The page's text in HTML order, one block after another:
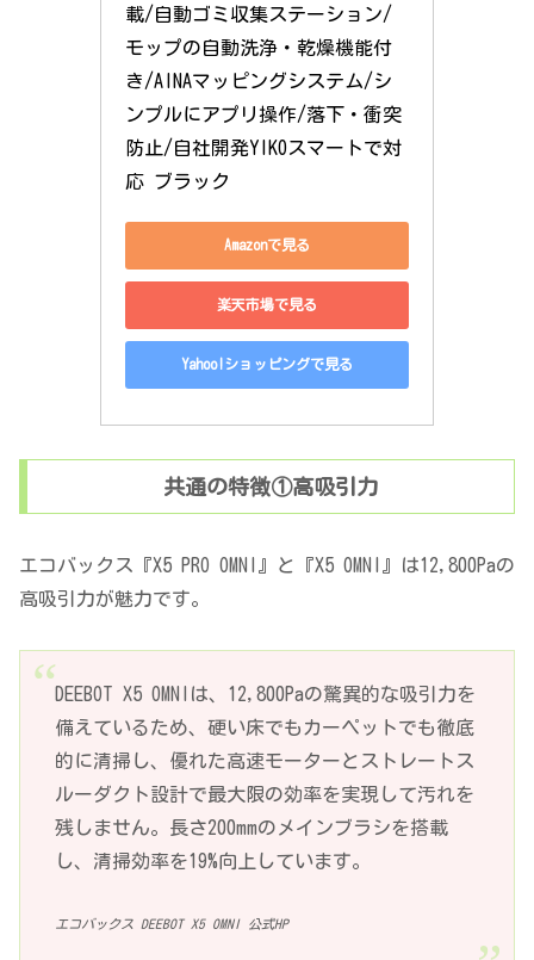
載/自動ゴミ収集ステーション/
モップの自動洗浄・乾燥機能付
き/AINAマッピングシステム/シ
ンプルにアプリ操作/落下・衝突
防止/自社開発YIKOスマートで対
応 ブラック
Amazonで見る
楽天市場で見る
Yahoo!ショッピングで見る
共通の特徴①高吸引力
エコバックス『X5 PRO OMNI』と『X5 OMNI』は12,800Paの
高吸引力が魅力です。
DEEBOT X5 OMNIは、12,800Paの驚異的な吸引力を
備えているため、硬い床でもカーペットでも徹底
的に清掃し、優れた高速モーターとストレートス
ルーダクト設計で最大限の効率を実現して汚れを
残しません。長さ200mmのメインブラシを搭載
し、清掃効率を19%向上しています。
エコバックス DEEBOT X5 OMNI 公式HP